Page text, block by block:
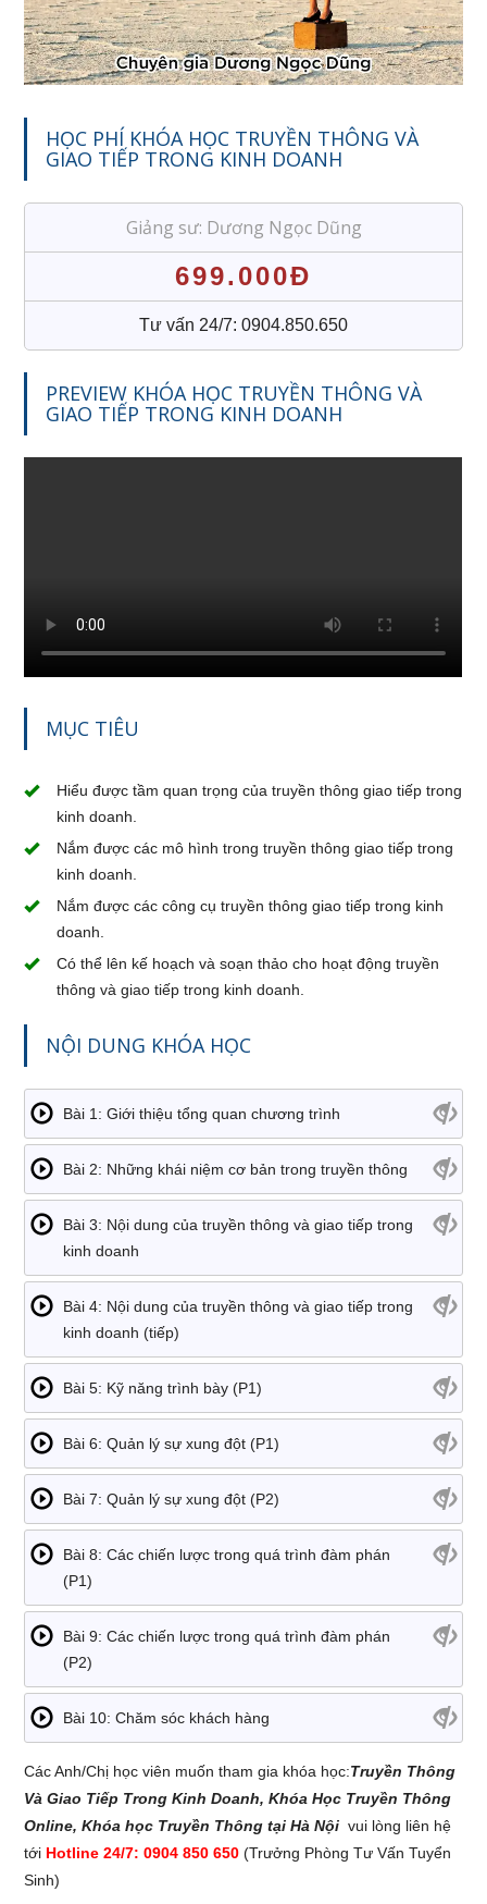
HỌC PHÍ KHÓA HỌC TRUYỀN THÔNG VÀ
GIAO TIẾP TRONG KINH DOANH
Giảng sư: Dương Ngọc Dũng
699.000Đ
Tư vấn 24/7: 0904.850.650
PREVIEW KHÓA HỌC TRUYỀN THÔNG VÀ
GIAO TIẾP TRONG KINH DOANH
MỤC TIÊU
Hiểu được tầm quan trọng của truyền thông giao tiếp trong
kinh doanh.
Nắm được các mô hình trong truyền thông giao tiếp trong
kinh doanh.
Nắm được các công cụ truyền thông giao tiếp trong kinh
doanh.
Có thể lên kế hoạch và soạn thảo cho hoạt động truyền
thông và giao tiếp trong kinh doanh.
NỘI DUNG KHÓA HỌC
Bài 1: Giới thiệu tổng quan chương trình
Bài 2: Những khái niệm cơ bản trong truyền thông
Bài 3: Nội dung của truyền thông và giao tiếp trong
kinh doanh
Bài 4: Nội dung của truyền thông và giao tiếp trong
kinh doanh (tiếp)
Bài 5: Kỹ năng trình bày (P1)
Bài 6: Quản lý sự xung đột (P1)
Bài 7: Quản lý sự xung đột (P2)
Bài 8: Các chiến lược trong quá trình đàm phán
(P1)
Bài 9: Các chiến lược trong quá trình đàm phán
(P2)
Bài 10: Chăm sóc khách hàng
Các Anh/Chị học viên muốn tham gia khóa học:Truyền Thông
Và Giao Tiếp Trong Kinh Doanh, Khóa Học Truyền Thông
Online, Khóa học Truyền Thông tại Hà Nội vui lòng liên hệ
tới Hotline 24/7: 0904 850 650 (Trưởng Phòng Tư Vấn Tuyển
Sinh)